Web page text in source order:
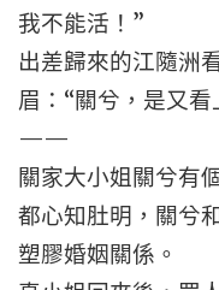
我不能活！”
出差歸來的江隨洲
眉：“關兮，是又
——
關家大小姐關兮有
都心知肚明，關兮
塑膠婚姻關係。